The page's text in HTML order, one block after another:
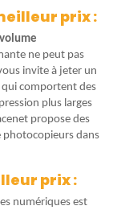
prix :
volume
ne peut pas
invite à jeter un
comportent des
plus larges
propose des
photocopieurs dans
prix :
numériques est